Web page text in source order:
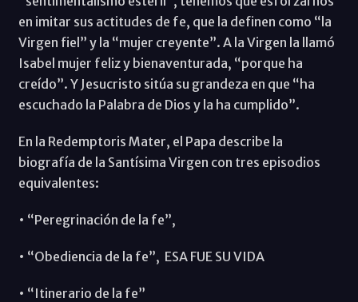
en imitar sus actitudes de fe, que la definen como “la
Virgen fiel” y la “mujer creyente”. A la Virgen la llamó
Isabel mujer feliz y bienaventurada, “porque ha
creído”. Y Jesucristo sitúa su grandeza en que “ha
escuchado la Palabra de Dios y la ha cumplido”.
En la Redemptoris Mater, el Papa describe la
biografía de la Santísima Virgen con tres episodios
equivalentes:
• “Peregrinación de la fe”,
• “Obediencia de la fe”, ESA FUE SU VIDA
• “Itinerario de la fe”